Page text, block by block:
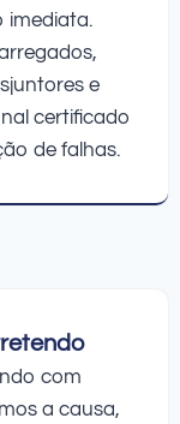
imediata.
e
certificado
de falhas.
com
a causa,